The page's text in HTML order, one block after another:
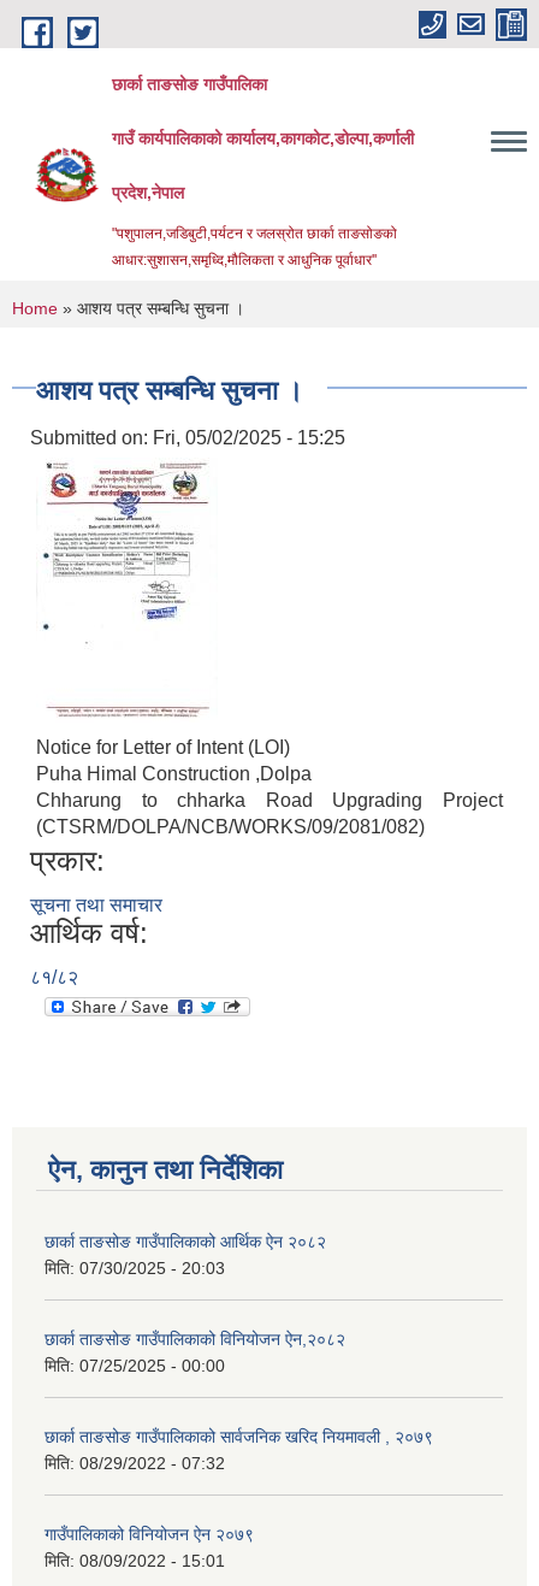
Skip to main content
छार्का ताङसोङ गाउँपालिका
गाउँ कार्यपालिकाको कार्यालय,कागकोट,डोल्पा,कर्णाली
प्रदेश,नेपाल
"पशुपालन,जडिबुटी,पर्यटन र जलस्रोत छार्का ताङसोङको
आधार:सुशासन,समृध्दि,मौलिकता र आधुनिक पूर्वाधार''
You are here
Home » आशय पत्र सम्बन्धि सुचना ।
आशय पत्र सम्बन्धि सुचना ।
Submitted on: Fri, 05/02/2025 - 15:25
Notice for Letter of Intent (LOI)
Puha Himal Construction ,Dolpa
Chharung to chharka Road Upgrading Project
(CTSRM/DOLPA/NCB/WORKS/09/2081/082)
प्रकार:
सूचना तथा समाचार
आर्थिक वर्ष:
८१/८२
ऐन, कानुन तथा निर्देशिका
छार्का ताङसोङ गाउँपालिकाको आर्थिक ऐन २०८२
मिति: 07/30/2025 - 20:03
छार्का ताङसोङ गाउँपालिकाको विनियोजन ऐन,२०८२
मिति: 07/25/2025 - 00:00
छार्का ताङसोङ गाउँपालिकाको सार्वजनिक खरिद नियमावली , २०७९
मिति: 08/29/2022 - 07:32
गाउँपालिकाको विनियोजन ऐन २०७९
मिति: 08/09/2022 - 15:01